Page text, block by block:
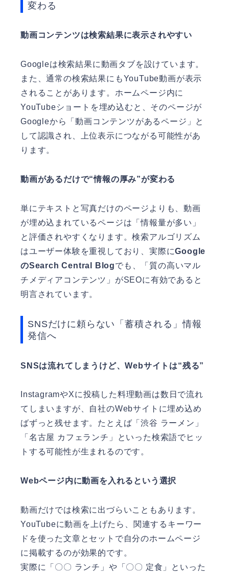
変わる
動画コンテンツは検索結果に表示されやすい
Googleは検索結果に動画タブを設けています。
また、通常の検索結果にもYouTube動画が表示
されることがあります。ホームページ内に
YouTubeショートを埋め込むと、そのページが
Googleから「動画コンテンツがあるページ」と
して認識され、上位表示につながる可能性があ
ります。
動画があるだけで“情報の厚み”が変わる
単にテキストと写真だけのページよりも、動画
が埋め込まれているページは「情報量が多い」
と評価されやすくなります。検索アルゴリズム
はユーザー体験を重視しており、実際にGoogle
のSearch Central Blogでも、「質の高いマル
チメディアコンテンツ」がSEOに有効であると
明言されています。
SNSだけに頼らない「蓄積される」情報
発信へ
SNSは流れてしまうけど、Webサイトは“残る”
InstagramやXに投稿した料理動画は数日で流れ
てしまいますが、自社のWebサイトに埋め込め
ばずっと残せます。たとえば「渋谷 ラーメン」
「名古屋 カフェランチ」といった検索語でヒッ
トする可能性が生まれるのです。
Webページ内に動画を入れるという選択
動画だけでは検索に出づらいこともあります。
YouTubeに動画を上げたら、関連するキーワー
ドを使った文章とセットで自分のホームページ
に掲載するのが効果的です。
実際に「〇〇 ランチ」や「〇〇 定食」といった